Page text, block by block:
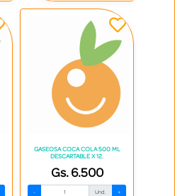
GASEOSA COCA COLA 500 ML
DESCARTABLE X 12.
Gs. 6.500
- Und. +